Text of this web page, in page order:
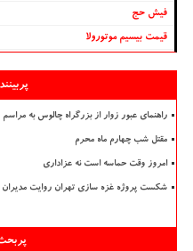
فیش حج
قیمت بیسیم موتورولا
راهنمای عبور زوار از بزرگراه چالوس به مراسم
مقتل شب چهارم ماه محرم
امروز وقت حماسه است نه عزاداری
شکست پروژه غزه سازی تهران روایت